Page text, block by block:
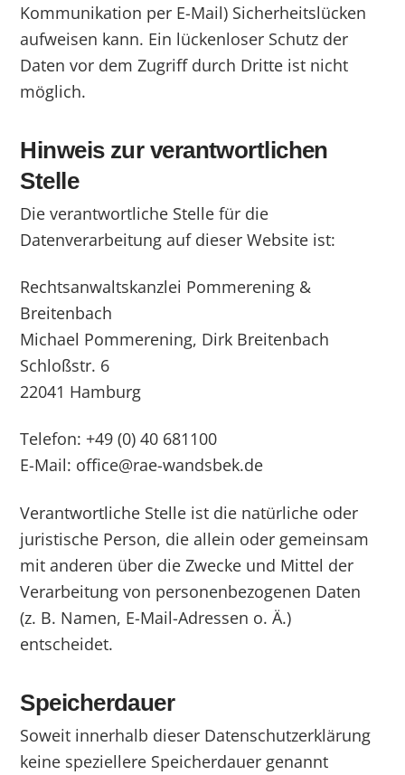
Kommunikation per E-Mail) Sicherheitslücken
aufweisen kann. Ein lückenloser Schutz der
Daten vor dem Zugriff durch Dritte ist nicht
möglich.
Hinweis zur verantwortlichen
Stelle
Die verantwortliche Stelle für die
Datenverarbeitung auf dieser Website ist:
Rechtsanwaltskanzlei Pommerening &
Breitenbach
Michael Pommerening, Dirk Breitenbach
Schloßstr. 6
22041 Hamburg
Telefon: +49 (0) 40 681100
E-Mail: office@rae-wandsbek.de
Verantwortliche Stelle ist die natürliche oder
juristische Person, die allein oder gemeinsam
mit anderen über die Zwecke und Mittel der
Verarbeitung von personenbezogenen Daten
(z. B. Namen, E-Mail-Adressen o. Ä.)
entscheidet.
Speicherdauer
Soweit innerhalb dieser Datenschutzerklärung
keine speziellere Speicherdauer genannt